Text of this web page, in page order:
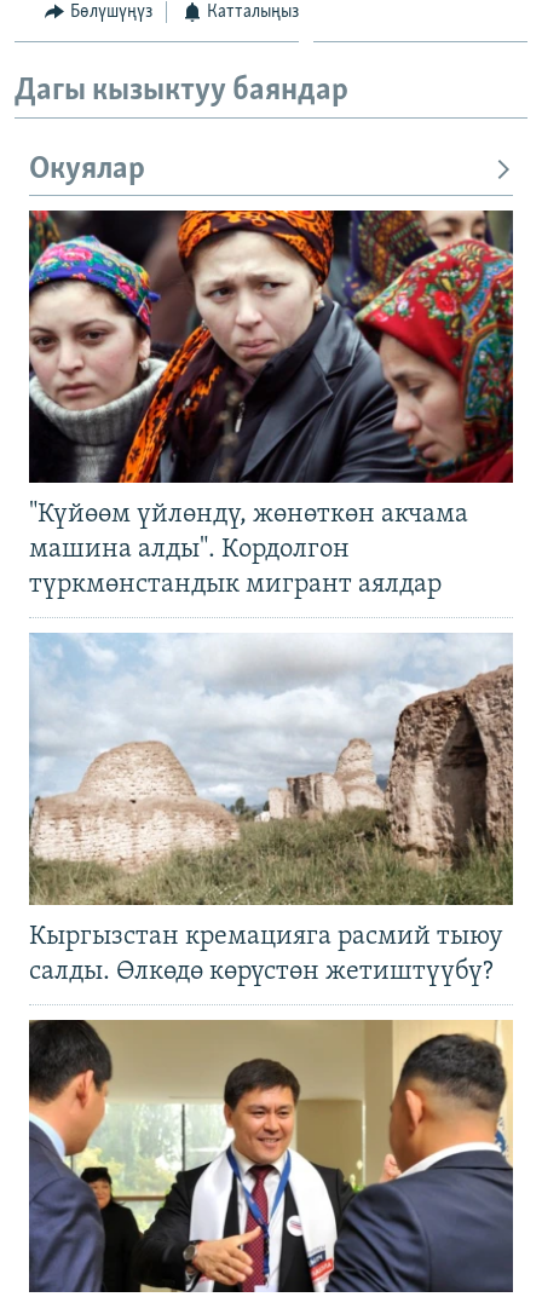
Бөлүшүңүз Катталыңыз
Дагы кызыктуу баяндар
Окуялар
"Күйөөм үйлөндү, жөнөткөн акчама
машина алды". Кордолгон
түркмөнстандык мигрант аялдар
Кыргызстан кремацияга расмий тыюу
салды. Өлкөдө көрүстөн жетиштүүбү?